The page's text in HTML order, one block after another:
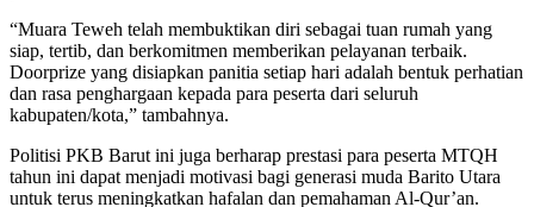
“Muara Teweh telah membuktikan diri sebagai tuan rumah yang
siap, tertib, dan berkomitmen memberikan pelayanan terbaik.
Doorprize yang disiapkan panitia setiap hari adalah bentuk perhatian
dan rasa penghargaan kepada para peserta dari seluruh
kabupaten/kota,” tambahnya.
Politisi PKB Barut ini juga berharap prestasi para peserta MTQH
tahun ini dapat menjadi motivasi bagi generasi muda Barito Utara
untuk terus meningkatkan hafalan dan pemahaman Al-Qur’an.